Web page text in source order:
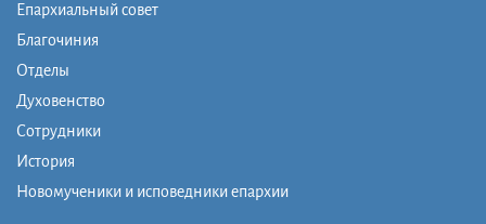
Епархиальный совет
Благочиния
Отделы
Духовенство
Сотрудники
История
Новомученики и исповедники епархии